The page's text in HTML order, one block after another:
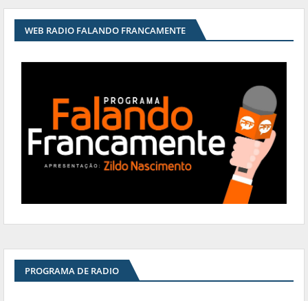
WEB RADIO FALANDO FRANCAMENTE
PROGRAMA DE RADIO